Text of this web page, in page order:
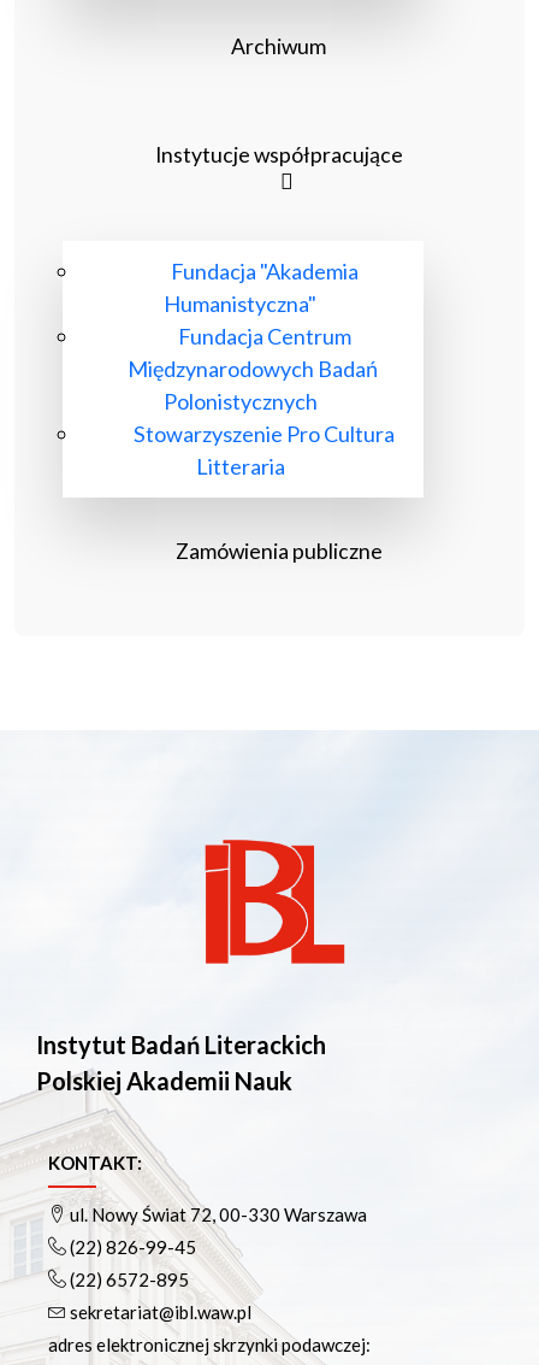
Archiwum
Instytucje współpracujące
Fundacja "Akademia
Humanistyczna"
Fundacja Centrum
Międzynarodowych Badań
Polonistycznych
Stowarzyszenie Pro Cultura
Litteraria
Zamówienia publiczne
Instytut Badań Literackich
Polskiej Akademii Nauk
KONTAKT:
ul. Nowy Świat 72, 00-330 Warszawa
(22) 826-99-45
(22) 6572-895
sekretariat@ibl.waw.pl
adres elektronicznej skrzynki podawczej: